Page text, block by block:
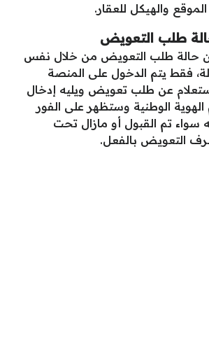
والهيكل للعقار.
طلب التعويض
حالة طلب التعويض من خلال نفس
فقط يتم الدخول على المنصة
عن طلب تعويض ويليه إدخال
الوطنية وستظهر على الفور
سواء تم القبول أو مازال تحت
التعويض بالفعل.